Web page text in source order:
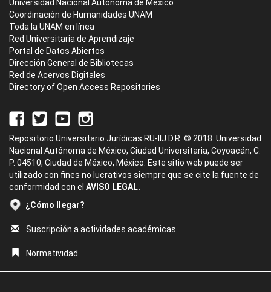
Universidad Nacional Autónoma de México
Coordinación de Humanidades UNAM
Toda la UNAM en línea
Red Universitaria de Aprendizaje
Portal de Datos Abiertos
Dirección General de Bibliotecas
Red de Acervos Digitales
Directory of Open Access Repositories
Repositorio Universitario Jurídicas RU-IIJ D.R. © 2018. Universidad
Nacional Autónoma de México, Ciudad Universitaria, Coyoacán, C.
P. 04510, Ciudad de México, México. Este sitio web puede ser
utilizado con fines no lucrativos siempre que se cite la fuente de
conformidad con el AVISO LEGAL.
¿Cómo llegar?
Suscripción a actividades académicas
Normatividad